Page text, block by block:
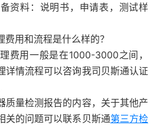
资料：说明书，申请表，测试样
用和流程是什么样的？
费用一般是在1000-3000之间，
详情流程可以咨询我司贝斯通认证
质量检测报告的内容，关于其他产
关的问题可以联系贝斯通第三方检